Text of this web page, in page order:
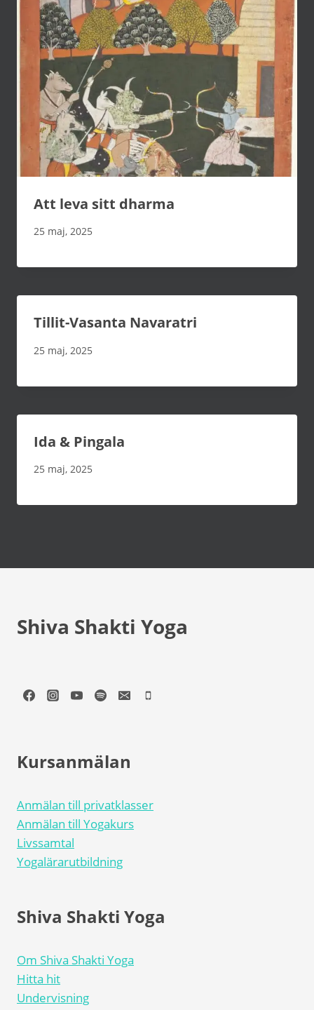
Att leva sitt dharma
25 maj, 2025
Tillit-Vasanta Navaratri
25 maj, 2025
Ida & Pingala
25 maj, 2025
Shiva Shakti Yoga
Kursanmälan
Anmälan till privatklasser
Anmälan till Yogakurs
Livssamtal
Yogalärarutbildning
Shiva Shakti Yoga
Om Shiva Shakti Yoga
Hitta hit
Undervisning